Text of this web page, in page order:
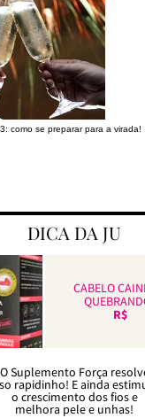
como se preparar para a virada!
DICA DA JU
CABELO
R$
O Suplemento Força
rapidinho! E ainda
o crescimento dos fios e
melhora pele e unhas!